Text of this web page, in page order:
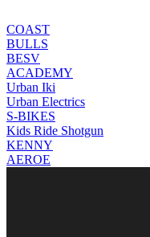
COAST
BULLS
BESV
ACADEMY
Urban Iki
Urban Electrics
S-BIKES
Kids Ride Shotgun
KENNY
AEROE